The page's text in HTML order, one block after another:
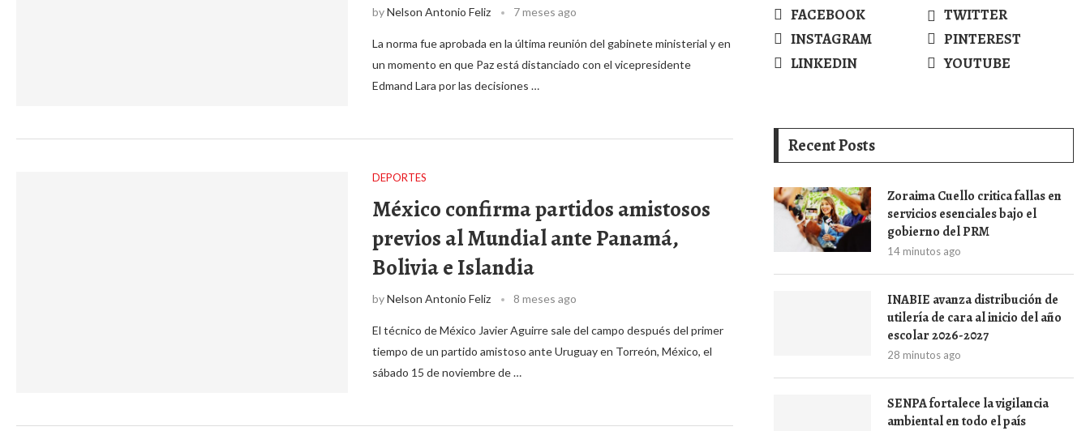
byNelson Antonio Feliz 7 meses ago
La norma fue aprobada en la última reunión del gabinete ministerial y en
un momento en que Paz está distanciado con el vicepresidente
Edmand Lara por las decisiones …
DEPORTES
México confirma partidos amistosos
previos al Mundial ante Panamá,
Bolivia e Islandia
byNelson Antonio Feliz 8 meses ago
El técnico de México Javier Aguirre sale del campo después del primer
tiempo de un partido amistoso ante Uruguay en Torreón, México, el
sábado 15 de noviembre de …
FACEBOOK
TWITTER
INSTAGRAM
PINTEREST
LINKEDIN
YOUTUBE
Recent Posts
Zoraima Cuello critica fallas en
servicios esenciales bajo el
gobierno del PRM
14 minutos ago
INABIE avanza distribución de
utilería de cara al inicio del año
escolar 2026-2027
28 minutos ago
SENPA fortalece la vigilancia
ambiental en todo el país